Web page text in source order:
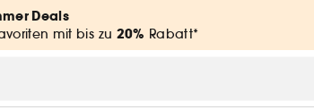
Deals
mit bis zu 20% Rabatt*